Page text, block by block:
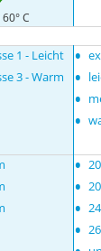
C
1 - Leicht
3 - Warm
•
•
•
•
•
•
•
•